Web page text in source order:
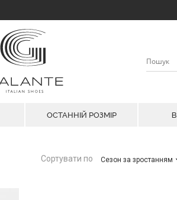
ОСТАННІЙ РОЗМІР
Сортувати по Сезон за зростанням